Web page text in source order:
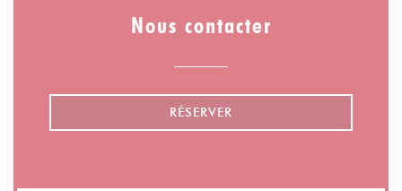
Nous contacter
RÉSERVER